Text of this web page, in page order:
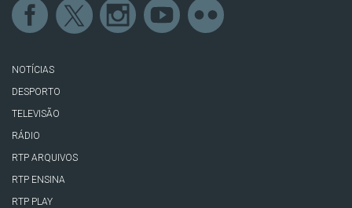
NOTÍCIAS
DESPORTO
TELEVISÃO
RÁDIO
RTP ARQUIVOS
RTP ENSINA
RTP PLAY